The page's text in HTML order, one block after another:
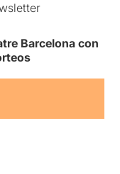
Barcelona con